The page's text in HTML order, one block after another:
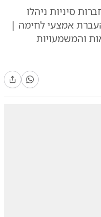
סיניות ניהלו
אמצעי לחימה |
והמשמעויות